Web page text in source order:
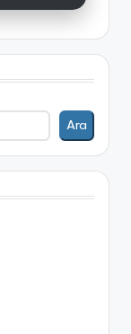
Ara